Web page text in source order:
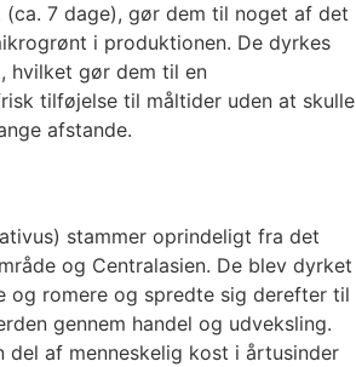
7 dage), gør dem til noget af det
i produktionen. De dyrkes
hvilket gør dem til en
tilføjelse til måltider uden at skulle
afstande.
stammer oprindeligt fra det
og Centralasien. De blev dyrket
romere og spredte sig derefter til
gennem handel og udveksling.
del af menneskelig kost i årtusinder